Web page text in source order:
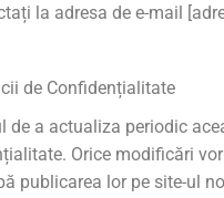
la adresa de e-mail
de Confidențialitate
de a actualiza periodic
Orice modificări
publicarea lor pe site-ul